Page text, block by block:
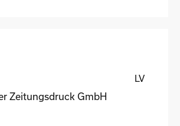
LV
Zeitungsdruck GmbH